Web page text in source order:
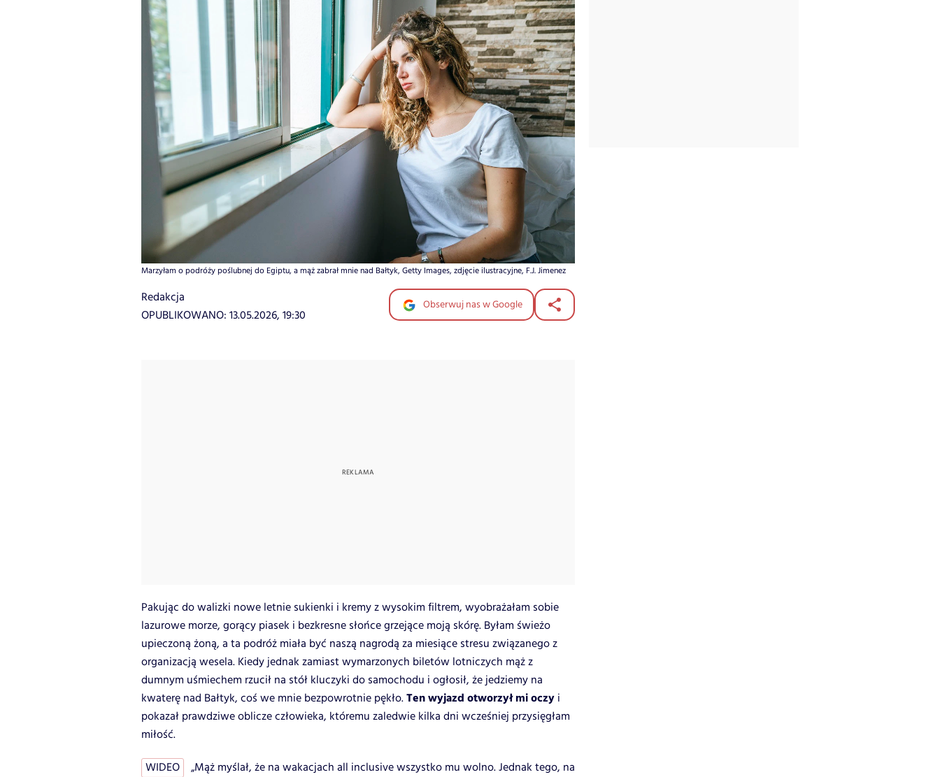
Marzyłam o podróży poślubnej do Egiptu, a mąż zabrał mnie nad Bałtyk, Getty Images, zdjęcie ilustracyjne, F.J. Jimenez
Redakcja
OPUBLIKOWANO: 13.05.2026, 19:30
Obserwuj nas w Google
Pakując do walizki nowe letnie sukienki i kremy z wysokim filtrem, wyobrażałam sobie
lazurowe morze, gorący piasek i bezkresne słońce grzejące moją skórę. Byłam świeżo
upieczoną żoną, a ta podróż miała być naszą nagrodą za miesiące stresu związanego z
organizacją wesela. Kiedy jednak zamiast wymarzonych biletów lotniczych mąż z
dumnym uśmiechem rzucił na stół kluczyki do samochodu i ogłosił, że jedziemy na
kwaterę nad Bałtyk, coś we mnie bezpowrotnie pękło.Ten wyjazd otworzył mi oczy i
pokazał prawdziwe oblicze człowieka, któremu zaledwie kilka dni wcześniej przysięgłam
miłość.
WIDEO
„Mąż myślał, że na wakacjach all inclusive wszystko mu wolno. Jednak tego, na